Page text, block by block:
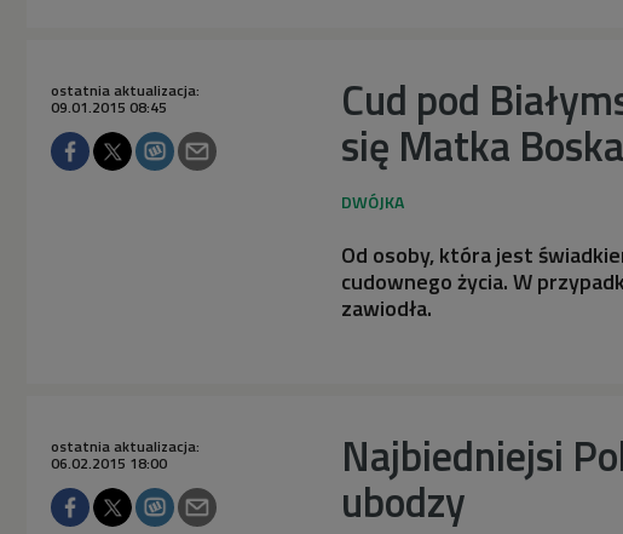
Cud pod
się Matka
ostatnia aktualizacja:
09.01.2015 08:45
Od osoby, która jest
cudownego życia. W
zawiodła.
Najbiedniejsi
ubodzy
ostatnia aktualizacja:
06.02.2015 18:00